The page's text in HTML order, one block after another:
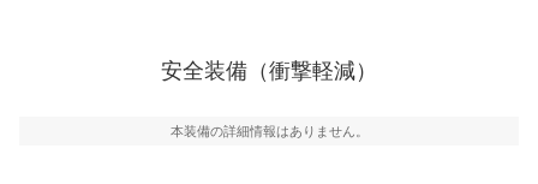
万が一車体が衝撃を受けたときに、運転者・同乗者を守
るSRSエアバッグシステム、プリテンショナーシートベ
安全装備（衝撃軽減）
本装備の詳細情報はありません。